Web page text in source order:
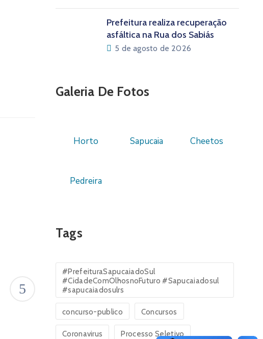
Prefeitura realiza recuperação
asfáltica na Rua dos Sabiás
5 de agosto de 2026
Galeria De Fotos
Horto Sapucaia Cheetos
Pedreira
Tags
#PrefeituraSapucaiadoSul
#CidadeComOlhosnoFuturo #Sapucaiadosul
#sapucaiadosulrs
concurso-publico Concursos
Coronavirus Processo Seletivo